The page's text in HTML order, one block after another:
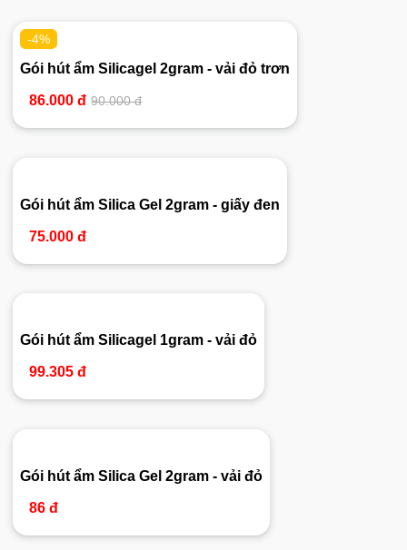
-4%
Gói hút ẩm Silicagel 2gram - vải đỏ trơn
86.000 đ 90.000 đ
Gói hút ẩm Silica Gel 2gram - giấy đen
75.000 đ
Gói hút ẩm Silicagel 1gram - vải đỏ
99.305 đ
Gói hút ẩm Silica Gel 2gram - vải đỏ
86 đ